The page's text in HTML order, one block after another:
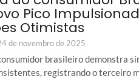
Pico
Otimistas
de novembro de 2025
brasileiro demonstra
registrando o terceiro